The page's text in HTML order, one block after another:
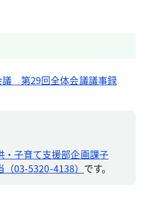
議 第29回全体会議議事録
・子育て支援部企画課子
03-5320-4138） です。